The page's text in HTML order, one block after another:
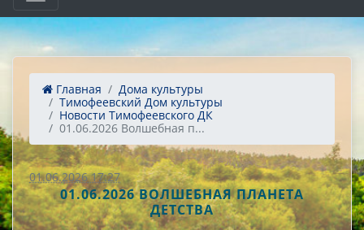
Главная
Дома культуры
Тимофеевский Дом культуры
Новости Тимофеевского ДК
01.06.2026 Волшебная п...
01.06.2026 17:27
01.06.2026 ВОЛШЕБНАЯ ПЛАНЕТА
ДЕТСТВА